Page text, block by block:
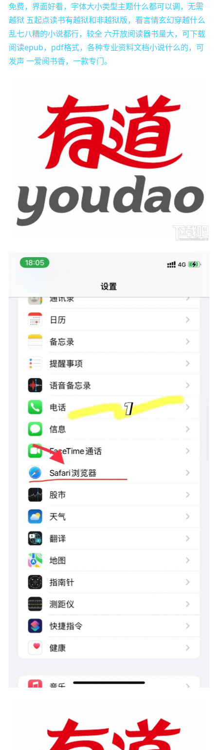
免费，界面好看，字体大小类型主题什么都可以调，无需
越狱 五起点读书有越狱和非越狱版，看言情玄幻穿越什么
乱七八糟的小说都行，较全 六开放阅读器书量大，可下载
阅读epub，pdf格式，各种专业资料文档小说什么的，可
发声 一爱阅书香，一款专门。